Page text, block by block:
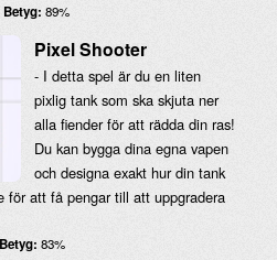
Betyg: 89%
Pixel Shooter
- I detta spel är du en liten
pixlig tank som ska skjuta ner
alla fiender för att rädda din ras!
Du kan bygga dina egna vapen
och designa exakt hur din tank
för att få pengar till att uppgradera
Betyg: 83%